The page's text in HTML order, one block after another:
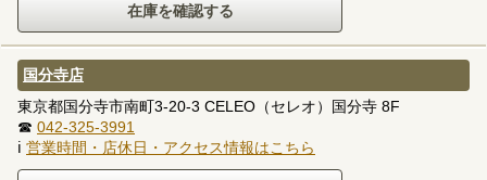
国分寺店
東京都国分寺市南町3-20-3 CELEO（セレオ）国分寺 8F
☎ 042-325-3991
ℹ 営業時間・店休日・アクセス情報はこちら